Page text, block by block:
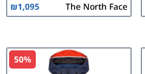
The North Face
₪1,095
50%